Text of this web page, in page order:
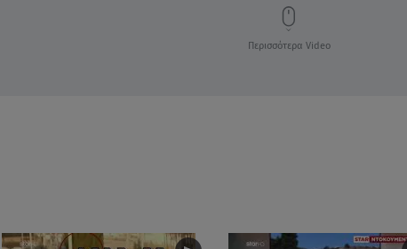
Περισσότερα Video